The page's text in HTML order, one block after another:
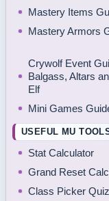
Mastery Items
Mastery Armors
Crywolf Event
Balgass, Altars
Elf
Mini Games
USEFUL MU
Stat Calculator
Grand Reset
Class Picker Quiz